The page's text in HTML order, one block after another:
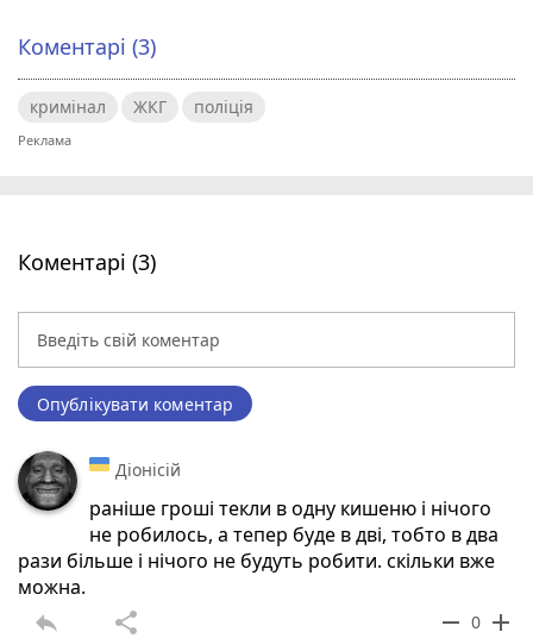
Коментарі (3)
кримінал ЖКГ поліція
Коментарі (3)
Опублікувати коментар
Діонісій
раніше гроші текли в одну кишеню і нічого
не робилось, а тепер буде в дві, тобто в два
рази більше і нічого не будуть робити. скільки вже
можна.
reply share remove 0 add